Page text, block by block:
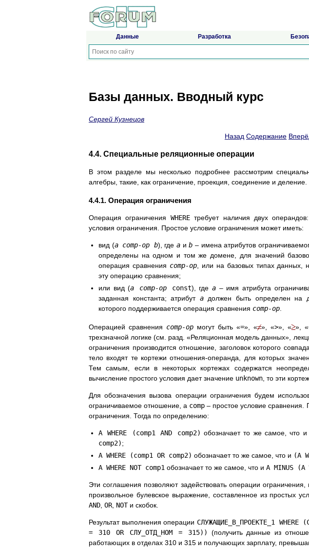
Данные Разработка
Базы данных. Вводный курс
Сергей Кузнецов
Назад Содержание
4.4. Специальные реляционные операции
В этом разделе мы несколько подробнее рассмотрим
алгебры, такие, как ограничение, проекция, соединение и деление.
4.4.1. Операция ограничения
Операция ограничения WHEREтребует наличия двух
условия ограничения. Простое условие ограничения может иметь:
вид (a comp-op b), гдеa иb – имена атрибутов
определены на одном и том же домене, для значений
операция сравнения comp-op, или на базовых типах данных,
эту операцию сравнения;
или вид (a comp-op const), гдеa – имя атрибута
заданная константа; атрибут aдолжен быть определен на
которого поддерживается операция сравнения comp-op
Операцией сравнения comp-op могут быть «=», « », «>», « », «
трехзначной логике (см. разд. «Реляционная модель данных»,
ограничения производится отношение, заголовок которого
тело входят те кортежи отношения-операнда, для которых
Тем самым, если в некоторых кортежах содержатся
вычисление простого условия дает значение unknown , то эти
Для обозначения вызова операции ограничения будем
ограничиваемое отношение, а comp – простое условие сравнения.
ограничения. Тогда по определению:
A WHERE (comp1 AND comp2) обозначает то же самое, что и
comp2);
A WHERE (comp1 OR comp2) обозначает то же самое, что и (A
A WHERE NOT comp1 обозначает то же самое, что и A MINUS (A
Эти соглашения позволяют задействовать операции
произвольное булевское выражение, составленное из простых
AND OR NOTи скобок.
Результат выполнения операции СЛУЖАЩИЕ_В_ПРОЕКТЕ_1
= 310 OR СЛУ_ОТД_НОМ = 315)) (получить данные из
работающих в отделах 310 и 315 и получающих зарплату,